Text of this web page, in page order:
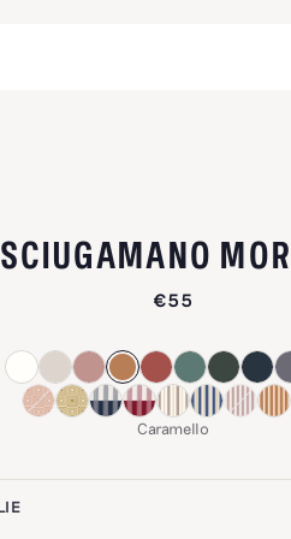
€55
Caramello